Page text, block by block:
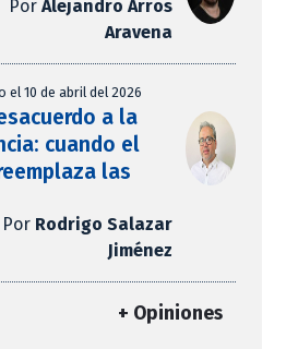
Por Alejandro Arros
Aravena
el 10 de abril del 2026
a la
cuando el
las
Por Rodrigo Salazar
Jiménez
+ Opiniones